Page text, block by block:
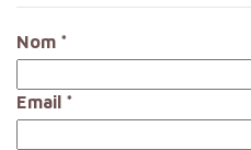
Nom *
Email *